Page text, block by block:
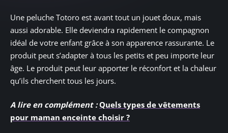
Une peluche Totoro est avant tout un jouet doux, mais
aussi adorable. Elle deviendra rapidement le compagnon
idéal de votre enfant grâce à son apparence rassurante. Le
produit peut s’adapter à tous les petits et peu importe leur
âge. Le produit peut leur apporter le réconfort et la chaleur
qu’ils cherchent tous les jours.
A lire en complément : Quels types de vêtements
pour maman enceinte choisir ?